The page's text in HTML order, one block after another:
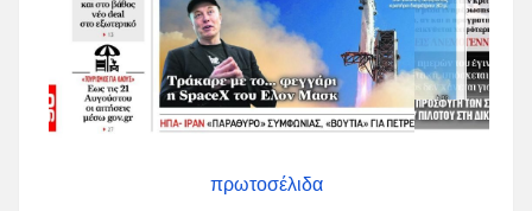
πρωτοσέλιδα